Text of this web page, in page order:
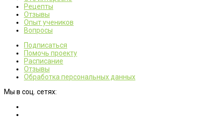
Рецепты
Отзывы
Опыт учеников
Вопросы
Подписаться
Помочь проекту
Расписание
Отзывы
Обработка персональных данных
Мы в соц. сетях: